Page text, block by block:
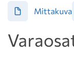
Mittakuva